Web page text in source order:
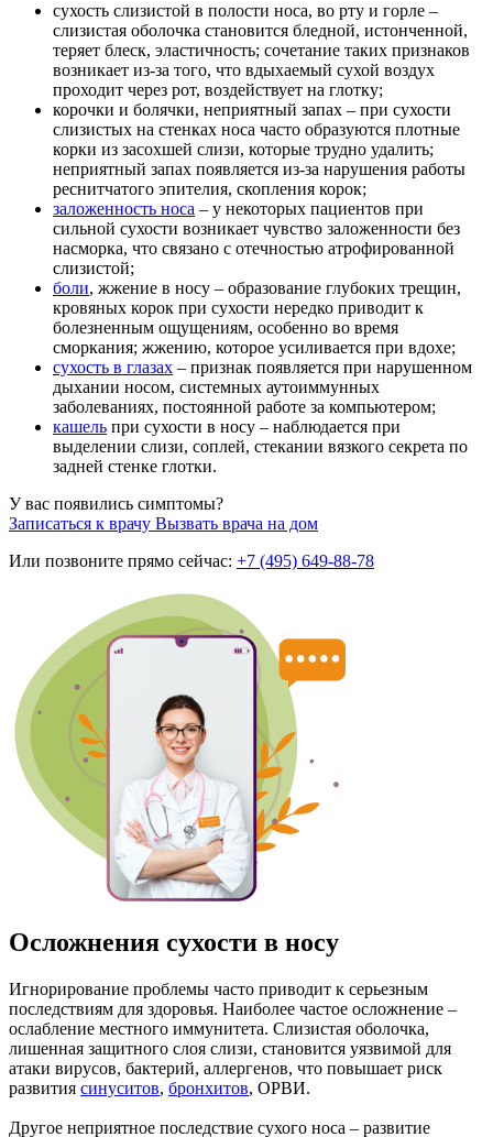
сухость слизистой в полости носа, во рту и горле –
слизистая оболочка становится бледной, истонченной,
теряет блеск, эластичность; сочетание таких признаков
возникает из-за того, что вдыхаемый сухой воздух
проходит через рот, воздействует на глотку;
корочки и болячки, неприятный запах – при сухости
слизистых на стенках носа часто образуются плотные
корки из засохшей слизи, которые трудно удалить;
неприятный запах появляется из-за нарушения работы
реснитчатого эпителия, скопления корок;
заложенность носа – у некоторых пациентов при
сильной сухости возникает чувство заложенности без
насморка, что связано с отечностью атрофированной
слизистой;
боли, жжение в носу – образование глубоких трещин,
кровяных корок при сухости нередко приводит к
болезненным ощущениям, особенно во время
сморкания; жжению, которое усиливается при вдохе;
сухость в глазах – признак появляется при нарушенном
дыхании носом, системных аутоиммунных
заболеваниях, постоянной работе за компьютером;
кашель при сухости в носу – наблюдается при
выделении слизи, соплей, стекании вязкого секрета по
задней стенке глотки.
У вас появились симптомы?
Записаться к врачу Вызвать врача на дом
Или позвоните прямо сейчас: +7 (495) 649-88-78
Осложнения сухости в носу
Игнорирование проблемы часто приводит к серьезным
последствиям для здоровья. Наиболее частое осложнение –
ослабление местного иммунитета. Слизистая оболочка,
лишенная защитного слоя слизи, становится уязвимой для
атаки вирусов, бактерий, аллергенов, что повышает риск
развития синуситов, бронхитов, ОРВИ.
Другое неприятное последствие сухого носа – развитие